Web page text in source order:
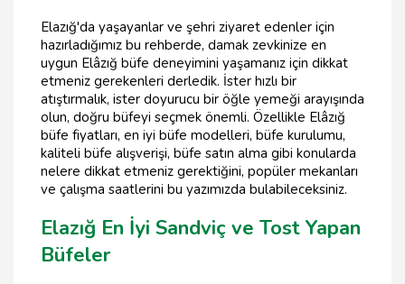
Elazığ'da yaşayanlar ve şehri ziyaret edenler için
hazırladığımız bu rehberde, damak zevkinize en
uygun Elâzığ büfe deneyimini yaşamanız için dikkat
etmeniz gerekenleri derledik. İster hızlı bir
atıştırmalık, ister doyurucu bir öğle yemeği arayışında
olun, doğru büfeyi seçmek önemli. Özellikle Elâzığ
büfe fiyatları, en iyi büfe modelleri, büfe kurulumu,
kaliteli büfe alışverişi, büfe satın alma gibi konularda
nelere dikkat etmeniz gerektiğini, popüler mekanları
ve çalışma saatlerini bu yazımızda bulabileceksiniz.
Elazığ En İyi Sandviç ve Tost Yapan
Büfeler